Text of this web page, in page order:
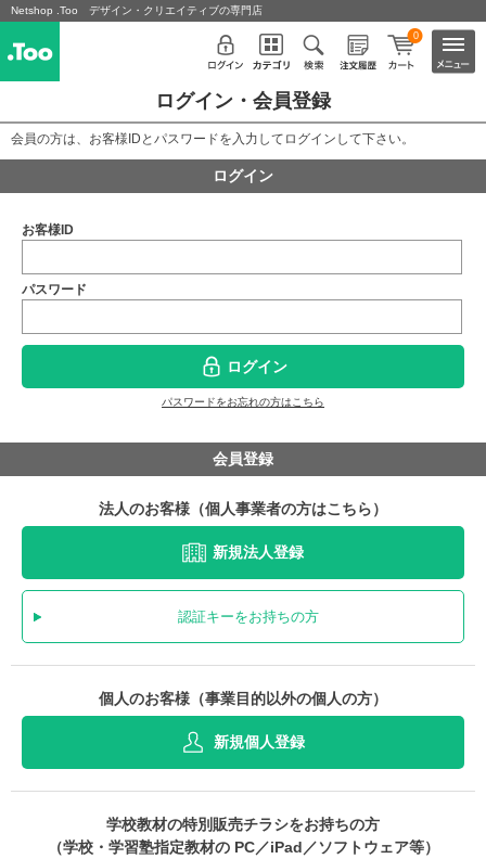
Netshop .Too デザイン・クリエイティブの専門店
0
ログイン・会員登録
会員の方は、お客様IDとパスワードを入力してログインして下さい。
ログイン
お客様ID
パスワード
ログイン
パスワードをお忘れの方はこちら
会員登録
法人のお客様（個人事業者の方はこちら）
新規法人登録
認証キーをお持ちの方
個人のお客様（事業目的以外の個人の方）
新規個人登録
学校教材の特別販売チラシをお持ちの方
（学校・学習塾指定教材の PC／iPad／ソフトウェア等）